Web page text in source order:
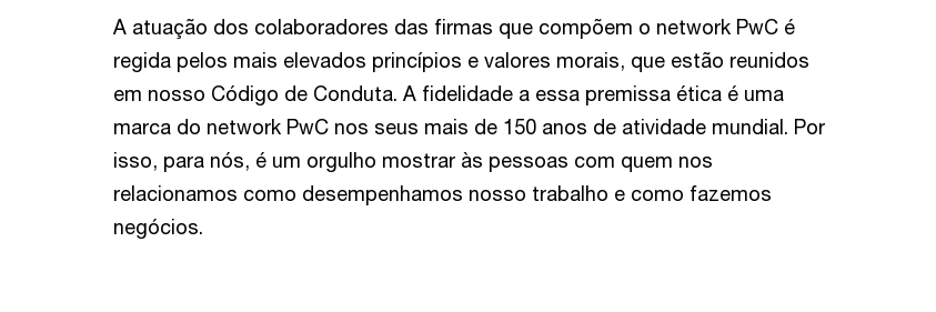
A atuação dos colaboradores das firmas que compõem o network PwC é
regida pelos mais elevados princípios e valores morais, que estão reunidos
em nosso Código de Conduta. A fidelidade a essa premissa ética é uma
marca do network PwC nos seus mais de 150 anos de atividade mundial. Por
isso, para nós, é um orgulho mostrar às pessoas com quem nos
relacionamos como desempenhamos nosso trabalho e como fazemos
negócios.